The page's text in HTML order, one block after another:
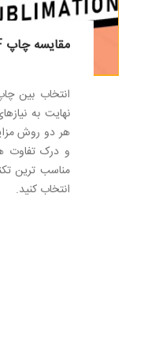
مقایسه چاپ DTF و چاپ سابلیمیشن
نهایت به
هر دو روش
و درک تفاوت
مناسب ترین
انتخاب کنید.